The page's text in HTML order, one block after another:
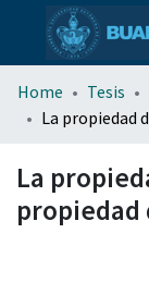
Home Tesis
La
propiedad